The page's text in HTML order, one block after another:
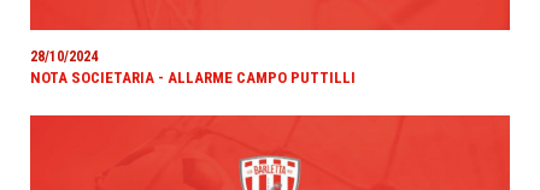
28/10/2024
NOTA SOCIETARIA - ALLARME CAMPO PUTTILLI